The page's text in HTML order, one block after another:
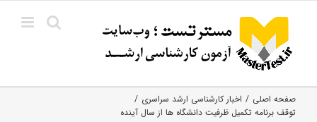
content
صفحه اصلی
اخبار کارشناسی ارشد سراسری
توقف برنامه تکمیل ظرفیت دانشگاه ها از سال آینده